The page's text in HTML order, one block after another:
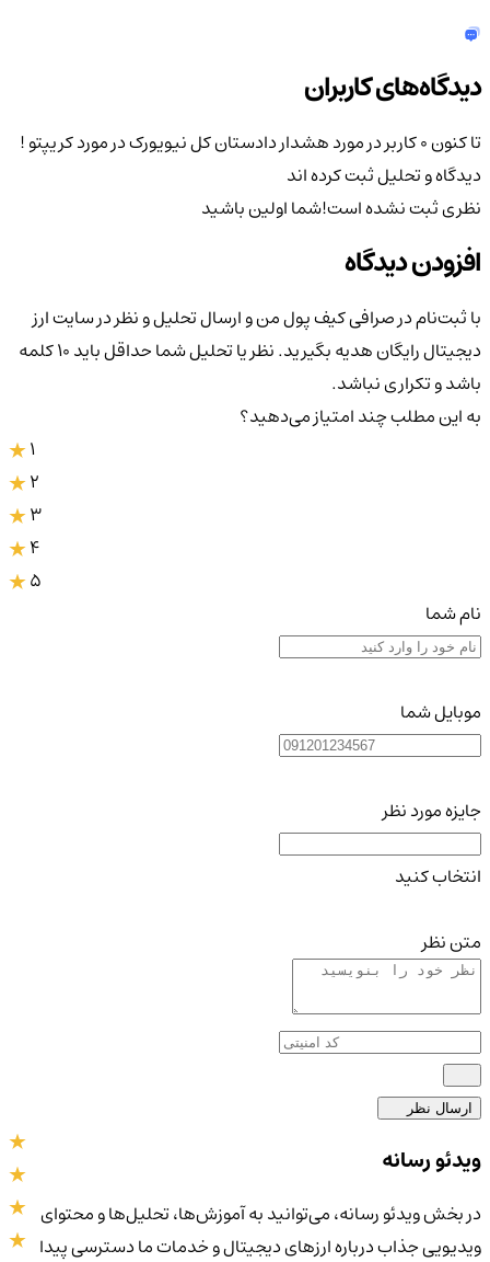
دیدگاه‌های کاربران
تا کنون 0 کاربر در مورد
هشدار دادستان کل نیویورک در مورد کریپتو !
دیدگاه و تحلیل ثبت کرده اند
نظری ثبت نشده است!شما اولین باشید
افزودن دیدگاه
با ثبت‌نام در صرافی کیف پول من و ارسال تحلیل و نظر در سایت ارز
دیجیتال رایگان هدیه بگیرید. نظر یا تحلیل شما حداقل باید ۱۰ کلمه
باشد و تکراری نباشد.
به این مطلب چند امتیاز می‌دهید؟
3
4
5
نام شما
موبایل شما
جایزه مورد نظر
انتخاب کنید
متن نظر
ارسال نظر
ویدئو رسانه
در بخش ویدئو رسانه، می‌توانید به آموزش‌ها، تحلیل‌ها و محتوای
ویدیویی جذاب درباره ارزهای دیجیتال و خدمات ما دسترسی پیدا